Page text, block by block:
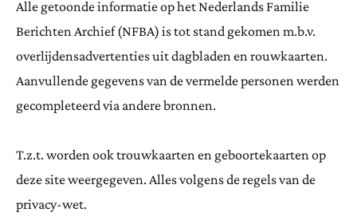
Alle getoonde informatie op het Nederlands Familie
Berichten Archief (NFBA) is tot stand gekomen m.b.v.
overlijdensadvertenties uit dagbladen en rouwkaarten.
Aanvullende gegevens van de vermelde personen werden
gecompleteerd via andere bronnen.
T.z.t. worden ook trouwkaarten en geboortekaarten op
deze site weergegeven. Alles volgens de regels van de
privacy-wet.